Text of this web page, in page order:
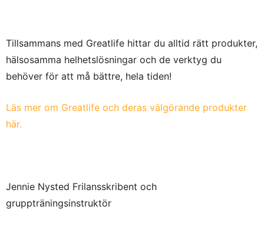
Tillsammans med Greatlife hittar du alltid rätt produkter,
hälsosamma helhetslösningar och de verktyg du
behöver för att må bättre, hela tiden!
Läs mer om Greatlife och deras välgörande produkter
här.
Jennie Nysted Frilansskribent och
gruppträningsinstruktör